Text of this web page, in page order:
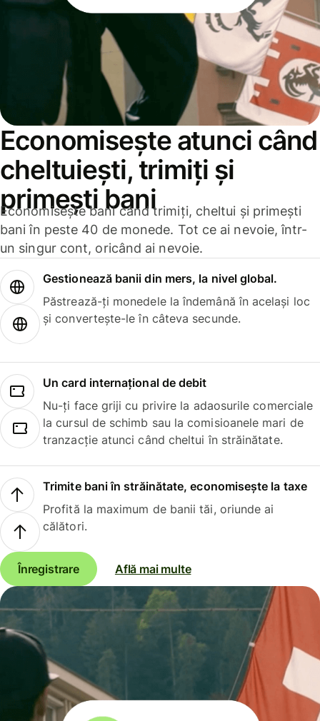
Economisește atunci când
cheltuiești, trimiți și
primești bani
Economisește bani când trimiți, cheltui și primești
bani în peste 40 de monede. Tot ce ai nevoie, într-
un singur cont, oricând ai nevoie.
Gestionează banii din mers, la nivel global.
Păstrează-ți monedele la îndemână în același loc
și convertește-le în câteva secunde.
Un card internațional de debit
Nu-ți face griji cu privire la adaosurile comerciale
la cursul de schimb sau la comisioanele mari de
tranzacție atunci când cheltui în străinătate.
Trimite bani în străinătate, economisește la taxe
Profită la maximum de banii tăi, oriunde ai
călători.
Înregistrare Află mai multe